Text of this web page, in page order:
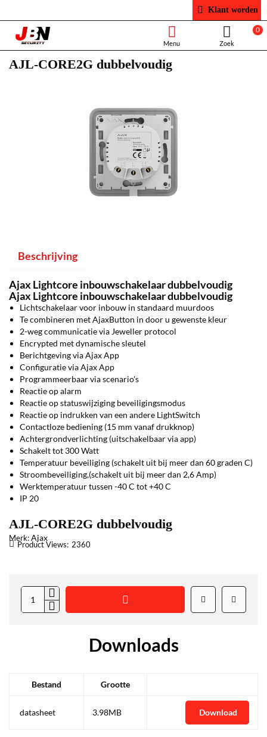
Klant worden
0
AJL-CORE2G dubbelvoudig
Beschrijving
Ajax Lightcore inbouwschakelaar dubbelvoudig
Ajax Lightcore inbouwschakelaar dubbelvoudig
Lichtschakelaar voor inbouw in standaard muurdoos
Te combineren met AjaxButton in door u gewenste kleur
2-weg communicatie via Jeweller protocol
Encrypted met dynamische sleutel
Berichtgeving via Ajax App
Configuratie via Ajax App
Programmeerbaar via scenario's
Reactie op alarm
Reactie op statuswijziging beveiligingsmodus
Reactie op indrukken van een andere LightSwitch
Contactloze bediening (15 mm vanaf drukknop)
Achtergrondverlichting (uitschakelbaar via app)
Schakelt tot 300 Watt
Temperatuur beveiliging (schakelt uit bij meer dan 60 graden C)
Stroombeveiliging,(schakelt uit bij meer dan 2,6 Amp)
Werktemperatuur tussen -40 C tot +40 C
IP 20
AJL-CORE2G dubbelvoudig
Merk:Ajax
Product Views: 2360
Downloads
Bestand Grootte
datasheet 3.98MB Download